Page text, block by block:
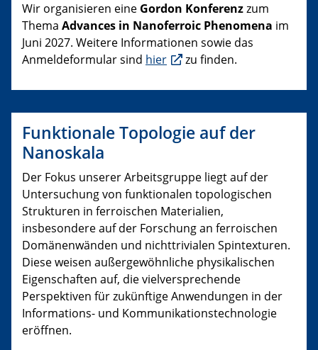
​Wir organisieren eine Gordon Konferenzzum
Thema Advances in Nanoferroic Phenomena im
Juni 2027. Weitere Informationen sowie das
Anmeldeformular sind hier zu finden.
Funktionale Topologie auf der
Nanoskala
Der Fokus unserer Arbeitsgruppe liegt auf der
Untersuchung von funktionalen topologischen
Strukturen in ferroischen Materialien,
insbesondere auf der Forschung an ferroischen
Domänenwänden und nichttrivialen Spintexturen.
Diese weisen außergewöhnliche physikalischen
Eigenschaften auf, die vielversprechende
Perspektiven für zukünftige Anwendungen in der
Informations- und Kommunikationstechnologie
eröffnen.